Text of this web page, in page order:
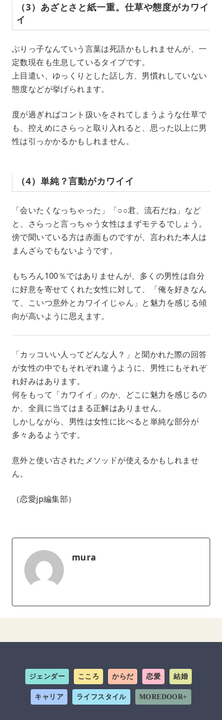
（3）あざとさと紙一重。仕草や態度がカワイ
イ
ぶりっ子なんていう言葉は死語かもしれませんが、一
定数現在も生息しているタイプです。
上目遣い、ゆっくりとした話し方、男慣れしていない
態度などが挙げられます。
度が過ぎればコント扱いをされてしまうような仕草で
も、控えめにさらっと取り入れると、思った以上に男
性は引っかかるかもしれません。
（4）単純？言動がカワイイ
「会いたくなっちゃった」「○○君、流石だね」など
と、さらっと言っちゃう女性はまずモテるでしょう。
傍で聞いている方は赤面ものですが、言われた本人は
まんざらでもないようです。
もちろん100％ではありませんが、多くの男性は自分
に好意を寄せてくれた女性に対して、「俺を好きなん
て、こいつ意外とカワイイじゃん」と魅力を感じる傾
向が高いように思えます。
「カッコいい人ってどんな人？」と聞かれた際の回答
が女性の中でもそれぞれ違うように、男性にもそれぞ
れ好みはあります。
何をもって「カワイイ」のか、どこに魅力を感じるの
か、全員に当てはまる正解はありません。
しかしながら、男性は女性に比べると単純な部分が
多々あるようです。
意外と使い古されたメソッドが使えるかもしれませ
ん。
（恋愛jp編集部）
mura
ジェンダー こころ からだ 恋愛 結婚
キャリア ライフスタイル MOREDOOR+